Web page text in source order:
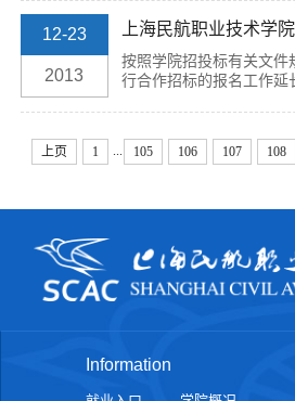
1号上海民航职业技术学
12-23
2013
按照学院招投标有关文
行合作招标的报名工作延
院 2013年12月23日
上页 1 ... 105 106 107 108
Information